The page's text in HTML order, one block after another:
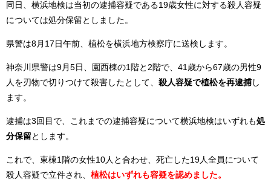
同日、横浜地検は当初の逮捕容疑である19歳女性に対する殺人容疑
については処分保留としました。
県警は8月17日午前、植松を横浜地方検察庁に送検します。
神奈川県警は9月5日、園西棟の1階と2階で、41歳から67歳の男性9
人を刃物で切りつけて殺害したとして、 殺人容疑で植松を再逮捕し
ます。
逮捕は3回目で、これまでの逮捕容疑について横浜地検はいずれも処
分保留 とします。
これで、東棟1階の女性10人と合わせ、死亡した19人全員について
殺人容疑で立件され、 植松はいずれも容疑を認めました。